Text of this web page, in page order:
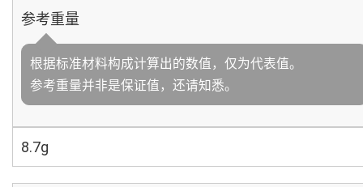
参考重量
根据标准材料构成计算出的数值，仅为代表值。
参考重量并非是保证值，还请知悉。
8.7g